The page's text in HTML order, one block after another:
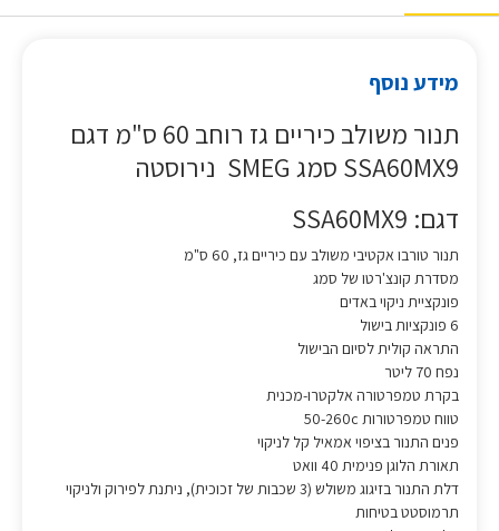
מידע נוסף
תנור משולב כיריים גז רוחב 60 ס"מ דגם
SSA60MX9 סמג SMEG נירוסטה
דגם: SSA60MX9
תנור טורבו אקטיבי משולב עם כיריים גז, 60 ס"מ
מסדרת קונצ'רטו של סמג
פונקציית ניקוי באדים
6 פונקציות בישול
התראה קולית לסיום הבישול
נפח 70 ליטר
בקרת טמפרטורה אלקטרו-מכנית
טווח טמפרטורות 50-260c
פנים התנור בציפוי אמאיל קל לניקוי
תאורת הלוגן פנימית 40 וואט
דלת התנור בזיגוג משולש (3 שכבות של זכוכית), ניתנת לפירוק ולניקוי
תרמוסטט בטיחות